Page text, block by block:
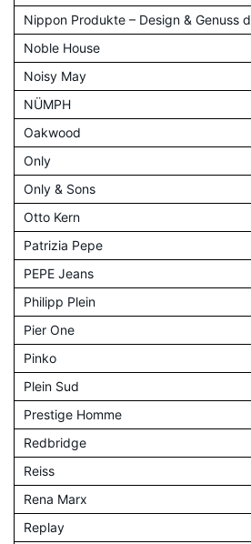
Nippon Produkte – Design & Genuss
Noble House
Noisy May
NÜMPH
Oakwood
Only
Only & Sons
Otto Kern
Patrizia Pepe
PEPE Jeans
Philipp Plein
Pier One
Pinko
Plein Sud
Prestige Homme
Redbridge
Reiss
Rena Marx
Replay